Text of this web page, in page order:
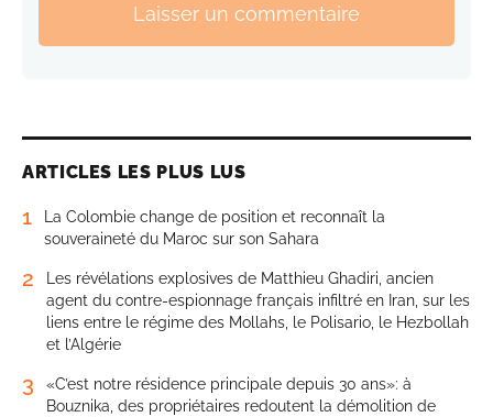
Laisser un commentaire
ARTICLES LES PLUS LUS
1
La Colombie change de position et reconnaît la
souveraineté du Maroc sur son Sahara
2
Les révélations explosives de Matthieu Ghadiri, ancien
agent du contre-espionnage français infiltré en Iran, sur les
liens entre le régime des Mollahs, le Polisario, le Hezbollah
et l’Algérie
3
«C’est notre résidence principale depuis 30 ans»: à
Bouznika, des propriétaires redoutent la démolition de